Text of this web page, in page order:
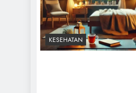
KESEHATAN